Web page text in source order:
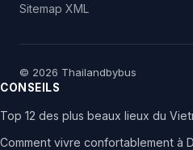
Sitemap XML
© 2026 Thailandbybus
CONSEILS
Top 12 des plus beaux lieux du
Comment vivre confortablement à